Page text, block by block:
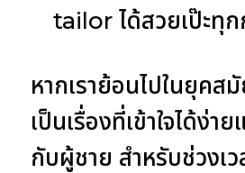
tailor ได้สวยเป๊ะทุก
หากเราย้อนไปในยุคส
เป็นเรื่องที่เข้าใจได้ง่า
กับผู้ชาย สำหรับช่วงเ